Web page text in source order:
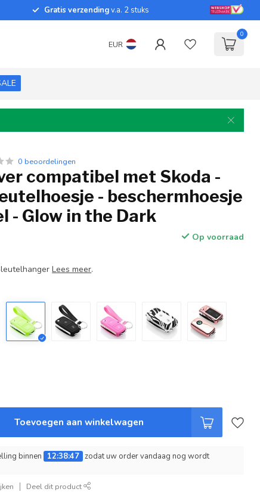
Gratis verzendingv.a. 2 stuks
EUR
0
0 beoordelingen
compatibel met Skoda -
- beschermhoesje
- Glow in the Dark
Op voorraad
Lees meer.
Toevoegen aan winkelwagen
binnen 12:38:46 zodat uw order vandaag nog wordt
Deel dit product